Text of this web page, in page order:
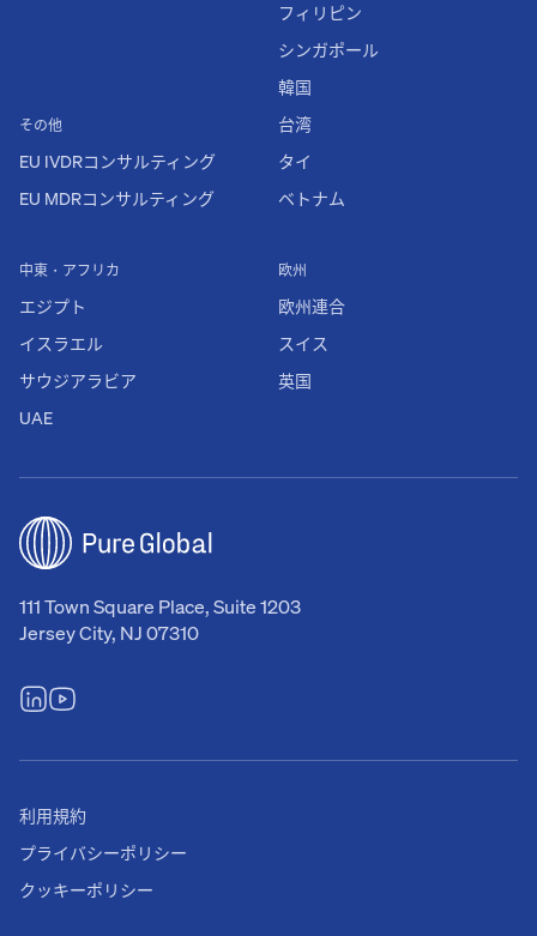
111 Town Square Place, Suite 1203
Jersey City, NJ 07310
その他
EU IVDRコンサルティング
EU MDRコンサルティング
欧州
欧州連合
スイス
英国
中東・アフリカ
エジプト
イスラエル
サウジアラビア
UAE
フィリピン
シンガポール
韓国
台湾
タイ
ベトナム
利用規約
プライバシーポリシー
クッキーポリシー